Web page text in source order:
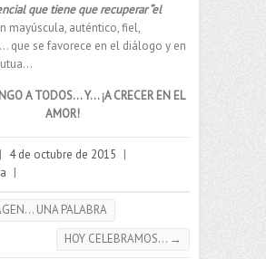
que tiene que recuperar “el
mayúscula, auténtico, fiel,
que se favorece en el diálogo y en
A TODOS… Y… ¡A CRECER EN EL
AMOR!
| 4 de octubre de 2015 |
|
UNA PALABRA
HOY CELEBRAMOS… →